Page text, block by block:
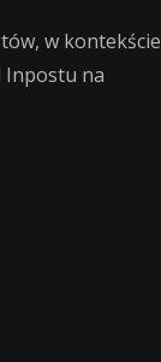
w kontekście
Inpostu na